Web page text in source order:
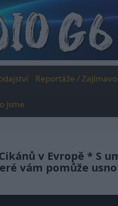
Reportáže /
jsme
v Evropě * S
vám pomůže